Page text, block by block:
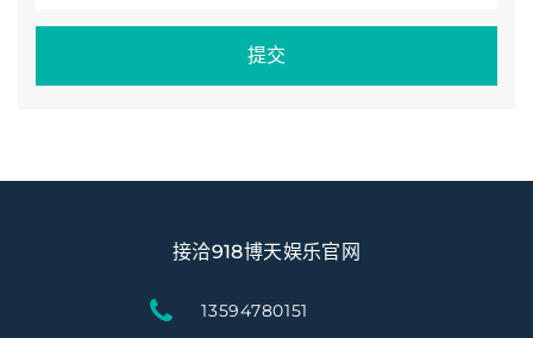
提交
接洽918博天娱乐官网
13594780151